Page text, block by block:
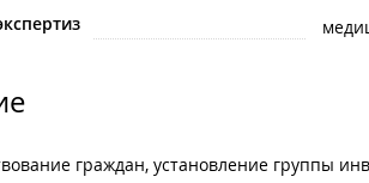
граждан, установление группы